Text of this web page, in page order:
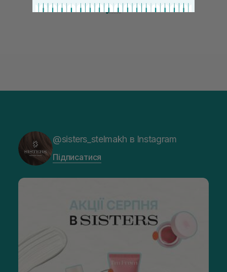
@sisters_stelmakh в Instagram
Підписатися